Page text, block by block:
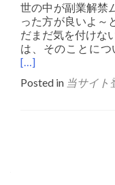
世の中が副業解禁
った方が良いよ～
だまだ気を付けな
は、そのことに
[…]
Posted in 当サイト